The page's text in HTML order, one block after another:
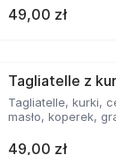
49,00 zł
Tagliatelle z
Tagliatelle, kurki,
masło, koperek,
49,00 zł